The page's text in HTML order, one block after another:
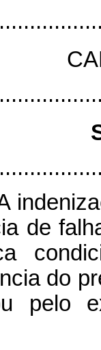
de
do
pelo